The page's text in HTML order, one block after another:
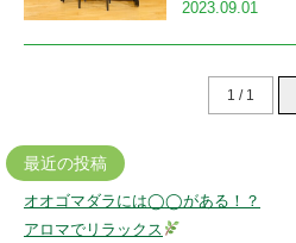
こ
ど
も
園
2023.09.01
1 / 1
最近の投稿
オオゴマダラには◯◯がある！？
アロマでリラックス